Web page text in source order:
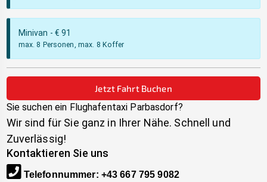
Minivan - €91
max. 8 Personen, max. 8 Koffer
Jetzt Fahrt Buchen
Sie suchen ein Flughafentaxi Parbasdorf?
Wir sind für Sie ganz in Ihrer Nähe. Schnell und
Zuverlässig!
Kontaktieren Sie uns
Telefonnummer: +43 667 795 9082